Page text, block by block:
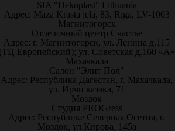
SIA "Dekoplast" Lithuania
Адрес: Mazā Krasta iela, 83, Rīga, LV-1003
Магнитогорск
Отделочный центр Счастье
Адрес: г. Магнитогорск, ул. Ленина д.115
Европейский); ул. Советская д.160 «А»
Махачкала
Салон "Элит Пол"
Адрес: Республика Дагестан, г. Махачкала,
ул. Ирчи казака, 71
Моздок
Студия PROGress
Адрес: Республике Северная Осетия, г.
Моздок, ул.Кирова, 145а